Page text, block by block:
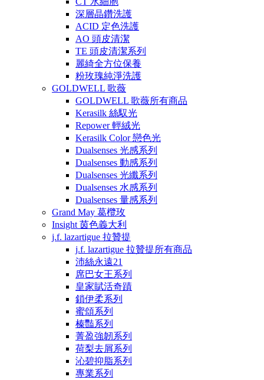
深層晶鑽洗護
ACID 定色洗護
AO 頭皮清潔
TE 頭皮清潔系列
麗綺全方位保養
粉玫瑰純淨洗護
GOLDWELL 歌薇
GOLDWELL 歌薇所有商品
Kerasilk 絲馭光
Repower 輕絨光
Kerasilk Color 戀色光
Dualsenses 光感系列
Dualsenses 動感系列
Dualsenses 光纖系列
Dualsenses 水感系列
Dualsenses 量感系列
Grand May 葛欖玫
Insight 茵色義大利
j.f. lazartigue 拉贊提
j.f. lazartigue 拉贊提所有商品
沛絲永遠21
席巴女王系列
皇家賦活奇蹟
鎖伊柔系列
蜜頌系列
榛豔系列
菁盈強韌系列
荷梨去屑系列
沁碧抑脂系列
專業系列